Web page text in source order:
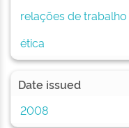
relações de trabalho
ética
Date issued
2008